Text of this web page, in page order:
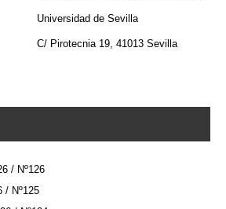
Universidad de Sevilla
C/ Pirotecnia 19, 41013 Sevilla
/ Nº126
/ Nº125